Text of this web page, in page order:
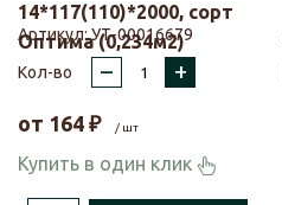
14*117(110)*2000, сорт
Оптима (0,234м2)
Артикул:УТ-00016679
Кол-во
– +
от 164 ₽ / шт
Купить в один клик